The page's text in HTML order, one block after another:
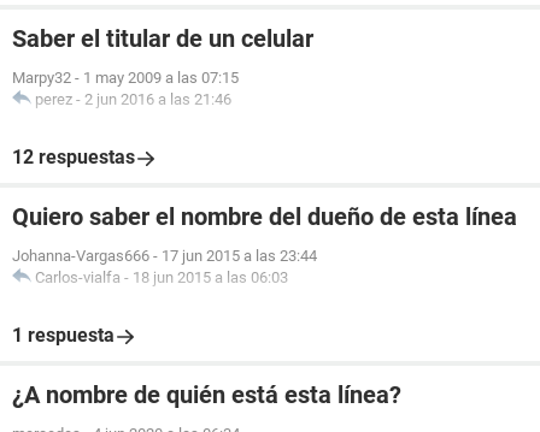
Saber el titular de un celular
Marpy32 - 1 may 2009 a las 07:15
perez - 2 jun 2016 a las 21:46
12 respuestas
Quiero saber el nombre del dueño de esta línea
Johanna-Vargas666 - 17 jun 2015 a las 23:44
Carlos-vialfa - 18 jun 2015 a las 06:03
1 respuesta
¿A nombre de quién está esta línea?